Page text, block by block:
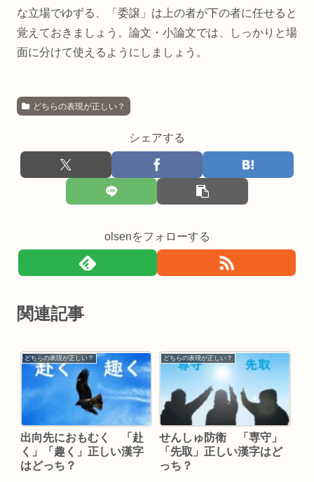
な立場でゆずる、「委譲」は上の者が下の者に任せると
覚えておきましょう。論文・小論文では、しっかりと場
面に分けて使えるようにしましょう。
どちらの表現が正しい？
シェアする
olsenをフォローする
関連記事
どちらの表現が正しい？
出向先におもむく 「赴
く」「趣く」正しい漢字
はどっち？
どちらの表現が正しい？
せんしゅ防衛 「専守」
「先取」正しい漢字はど
っち？